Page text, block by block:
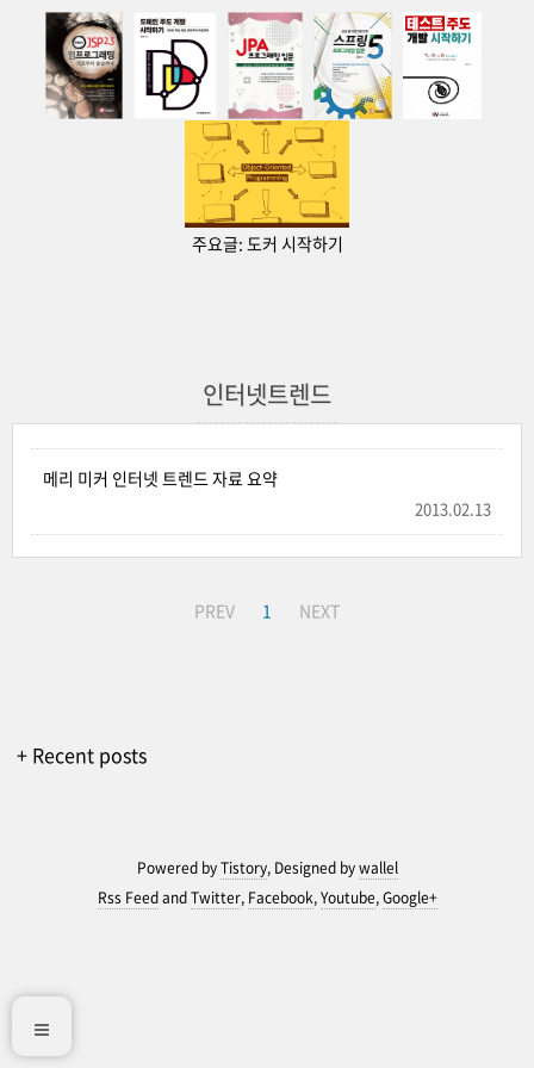
주요글: 도커 시작하기
인터넷트렌드
메리 미커 인터넷 트렌드 자료 요약
2013.02.13
PREV 1 NEXT
+ Recent posts
Powered byTistory, Designed bywallel
Rss FeedandTwitter, Facebook,Youtube,Google+